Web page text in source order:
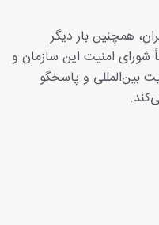
همچنین بار دیگر
امنیت این سازمان و
بین‌المللی و پاسخگو